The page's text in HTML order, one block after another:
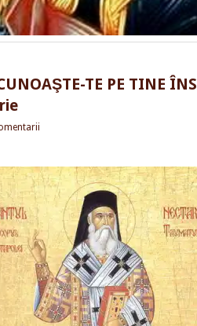
TE PE TINE